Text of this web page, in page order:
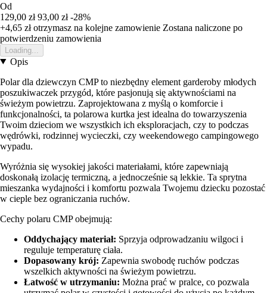
Od
129,00 zł 93,00 zł -28%
+4,65 złotrzymasz na kolejne zamowienie Zostana naliczone po
potwierdzeniu zamowienia
Loading...
Opis
Polar dla dziewczyn CMP to niezbędny element garderoby młodych
poszukiwaczek przygód, które pasjonują się aktywnościami na
świeżym powietrzu. Zaprojektowana z myślą o komforcie i
funkcjonalności, ta polarowa kurtka jest idealna do towarzyszenia
Twoim dzieciom we wszystkich ich eksploracjach, czy to podczas
wędrówki, rodzinnej wycieczki, czy weekendowego campingowego
wypadu.
Wyróżnia się wysokiej jakości materiałami, które zapewniają
doskonałą izolację termiczną, a jednocześnie są lekkie. Ta sprytna
mieszanka wydajności i komfortu pozwala Twojemu dziecku pozostać
w cieple bez ograniczania ruchów.
Cechy polaru CMP obejmują:
Oddychający materiał: Sprzyja odprowadzaniu wilgoci i
reguluje temperaturę ciała.
Dopasowany krój: Zapewnia swobodę ruchów podczas
wszelkich aktywności na świeżym powietrzu.
Łatwość w utrzymaniu: Można prać w pralce, co pozwala